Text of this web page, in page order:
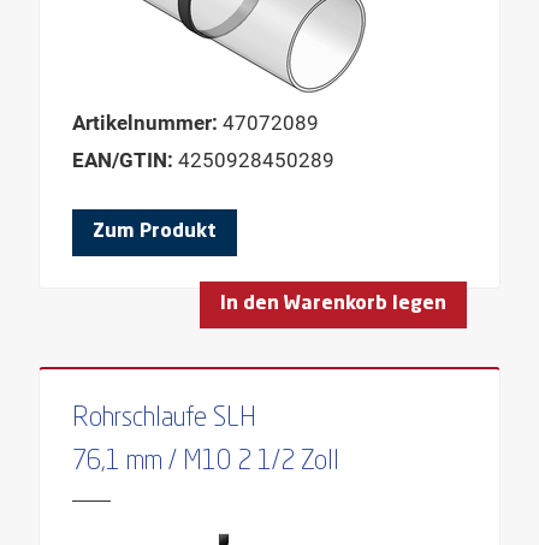
Artikelnummer: 47072089
EAN/GTIN: 4250928450289
Zum Produkt
In den Warenkorb legen
Rohrschlaufe SLH
76,1 mm / M10 2 1/2 Zoll